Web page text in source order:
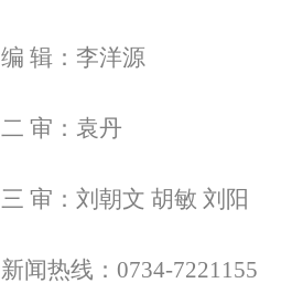
编 辑：李洋源
二 审：袁丹
三 审：刘朝文 胡敏 刘阳
新闻热线：0734-7221155